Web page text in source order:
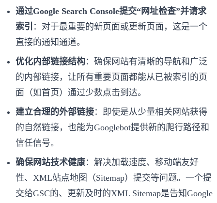
通过Google Search Console提交“网址检查”并请求
索引 ：对于最重要的新页面或更新页面，这是一个
直接的通知通道。
优化内部链接结构：确保网站有清晰的导航和广泛
的内部链接，让所有重要页面都能从已被索引的页
面（如首页）通过少数点击到达。
建立合理的外部链接：即使是从少量相关网站获得
的自然链接，也能为Googlebot提供新的爬行路径和
信任信号。
确保网站技术健康：解决加载速度、移动端友好
性、XML站点地图（Sitemap）提交等问题。一个提
交给GSC的、更新及时的XML Sitemap是告知Google